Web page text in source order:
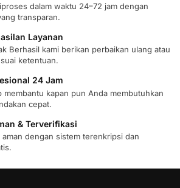
dalam waktu 24–72 jam dengan
transparan.
Layanan
Berhasil kami berikan perbaikan ulang atau
ketentuan.
24 Jam
membantu kapan pun Anda membutuhkan
cepat.
& Terverifikasi
aman dengan sistem terenkripsi dan